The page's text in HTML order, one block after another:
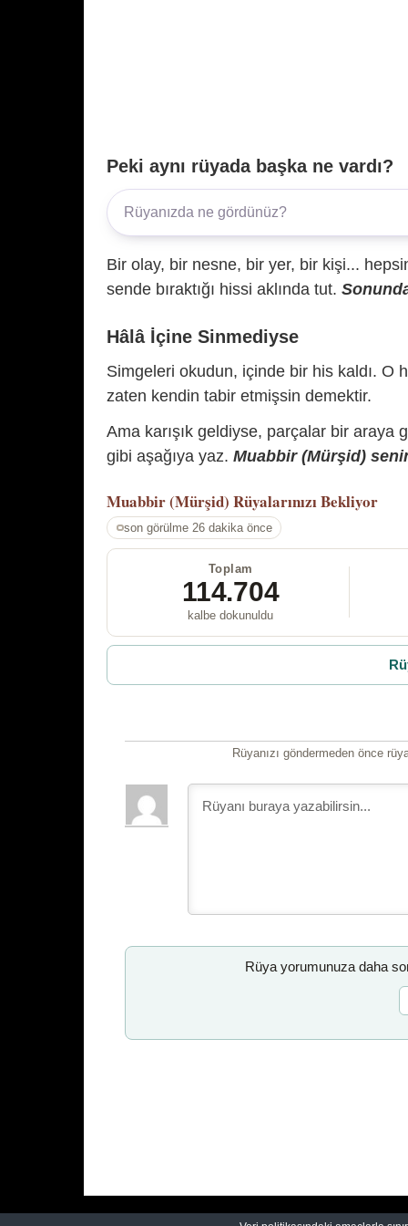
Peki aynı rüyada başka ne vardı?
Bir olay, bir nesne, bir yer, bir kişi...
sende bıraktığı hissi aklında tut.
Hâlâ İçine Sinmediyse
Simgeleri okudun, içinde bir his kaldı. O
zaten kendin tabir etmişsin demektir.
Ama karışık geldiyse, parçalar bir araya
gibi aşağıya yaz. Muabbir (Mürşid)
Muabbir (Mürşid) Rüyalarınızı Bekliyor
son görülme 26 dakika önce
Toplam
114.704
kalbe dokunuldu
Rüyanızı göndermeden önce
Rüya yorumunuza daha